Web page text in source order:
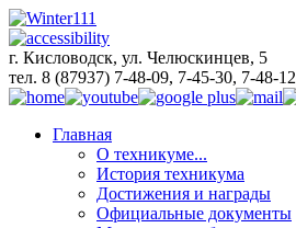
г. Кисловодск, ул. Челюскинцев, 5
тел. 8 (87937) 7-48-09, 7-45-30, 7-48-12
Главная
О техникуме...
История техникума
Достижения и награды
Официальные документы